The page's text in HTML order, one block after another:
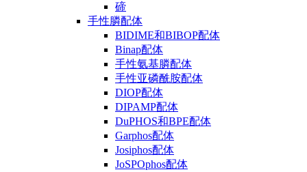
碲
手性膦配体
BIDIME和BIBOP配体
Binap配体
手性氨基膦配体
手性亚磷酰胺配体
DIOP配体
DIPAMP配体
DuPHOS和BPE配体
Garphos配体
Josiphos配体
JoSPOphos配体